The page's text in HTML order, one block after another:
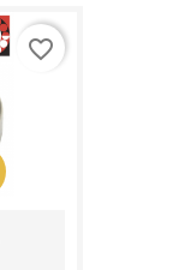
favorite_border